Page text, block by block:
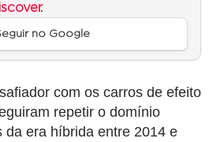
.
no Google
com os carros de efeito
repetir o domínio
da era híbrida entre 2014 e